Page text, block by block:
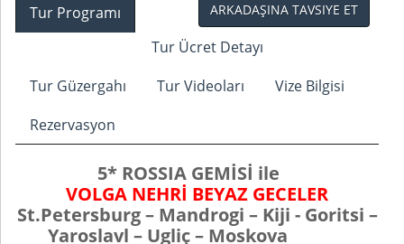
ARKADAŞINA TAVSIYE ET
Tur Programı
Tur Ücret Detayı
Tur Güzergahı
Tur Videoları
Vize Bilgisi
Rezervasyon
5* ROSSIA GEMİSİ ile
VOLGA NEHRİ BEYAZ GECELER
St.Petersburg–Mandrogi – Kiji -Goritsi –
Yaroslavl – Ugliç– Moskova